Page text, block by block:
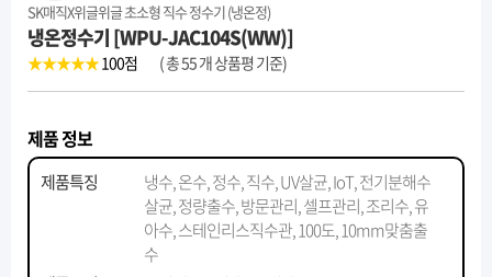
SK매직X위글위글 초소형 직수 정수기 (냉온정)
냉온정수기 [WPU-JAC104S(WW)]
★★★★★100점 ( 총 55 개 상품평 기준)
제품 정보
제품특징
냉수, 온수, 정수, 직수, UV살균, IoT, 전기분해수
살균, 정량출수, 방문관리, 셀프관리, 조리수, 유
아수, 스테인리스직수관, 100도, 10mm맞춤출
수